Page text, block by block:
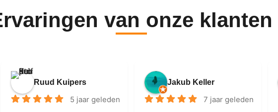
van onze klanten
Ruud Kuipers
5 jaar geleden
Jakub Keller
7 jaar geleden